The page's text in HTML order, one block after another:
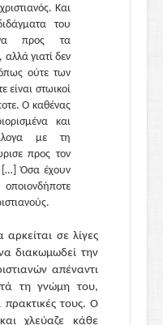
Και
του
προς τα
γιατί δεν
ούτε των
είναι στωικοί
Ο καθένας
και
με τη
προς τον
[…] Όσα έχουν
σε λίγες
διακωμωδεί την
απέναντι
τη γνώμη του,
πρακτικές τους. Ο
χλεύαζε κάθε